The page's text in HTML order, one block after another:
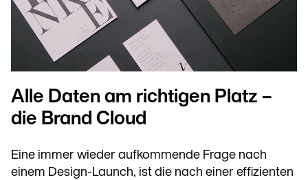
Alle Daten am richtigen Platz –
die Brand Cloud
Eine immer wieder aufkommende Frage nach
einem Design-Launch, ist die nach einer effizienten